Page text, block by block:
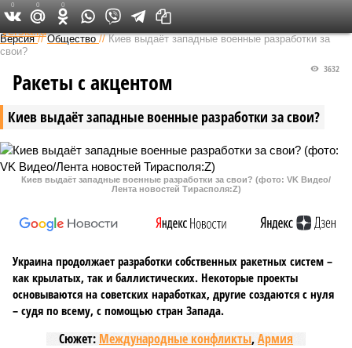
Федеральный выпуск
Версия //Общество //Киев выдаёт западные военные разработки за
свои?
Киев выдаёт западные военные разработки за свои?
3632
Ракеты с акцентом
Киев выдаёт западные военные разработки за свои? (фото: VK Видео/
Лента новостей Тирасполя:Z)
Украина продолжает разработки собственных ракетных систем –
как крылатых, так и баллистических. Некоторые проекты
основываются на советских наработках, другие создаются с нуля
– судя по всему, с помощью стран Запада.
Сюжет: Международные конфликты,Армия
0 0 0